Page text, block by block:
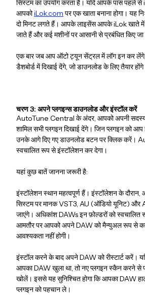
सिस्टम का उपयोग करता है। यदि आपके पास पहले से
आपकोiLok.com पर एक खाता बनाना होगा। यह
दो मिनट लगते हैं। आपके लाइसेंस आपके iLok खाते में
जाते हैं और कई मशीनों पर आसानी से प्रबंधित किए
एक बार जब आप ऑटो ट्यून सेंट्रल में लॉग इन कर
डैशबोर्ड में दिखाई देंगे, जो डाउनलोड के लिए तैयार
चरण 3: अपने प्लगइन्स डाउनलोड और इंस्टॉल करें
AutoTune Central के अंदर, आपको अपनी
शामिल सभी प्लगइन दिखाई देंगे। जिन प्लगइन को आप
उनके आगे दिए गए डाउनलोड बटन पर क्लिक करें।
स्वचालित रूप से इंस्टॉलेशन कर देगा।
यहां कुछ बातें जानना जरूरी है:
इंस्टॉलेशन स्थान महत्वपूर्ण हैं। इंस्टॉलेशन के
सिस्टम पर मानक VST3, AU (ऑडियो यूनिट) और
जाएंगे। अधिकांश DAWs इन फ़ोल्डरों को
आमतौर पर आपको अपने DAW को मैन्युअल रूप से
आवश्यकता नहीं होगी।
इंस्टॉल करने के बाद अपने DAW को रीस्टार्ट करें।
आपका DAW खुला था, तो नए प्लगइन स्कैन करने से
खोलें। इससे यह सुनिश्चित होगा कि आपका DAW
प्लगइन को पहचान ले।